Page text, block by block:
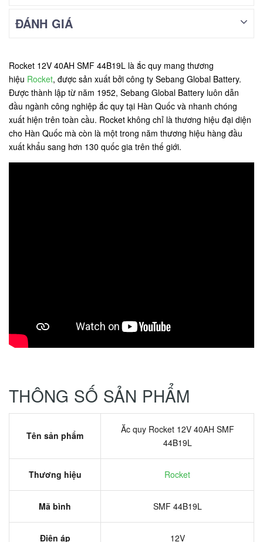
ĐÁNH GIÁ
Rocket 12V 40AH SMF 44B19L là ắc quy mang thương
hiệu Rocket, được sản xuất bởi công ty Sebang Global Battery.
Được thành lập từ năm 1952, Sebang Global Battery luôn dẫn
đầu ngành công nghiệp ắc quy tại Hàn Quốc và nhanh chóng
xuất hiện trên toàn cầu. Rocket không chỉ là thương hiệu đại diện
cho Hàn Quốc mà còn là một trong năm thương hiệu hàng đầu
xuất khẩu sang hơn 130 quốc gia trên thế giới.
THÔNG SỐ SẢN PHẨM
Tên sản phẩm
Ăc quy Rocket 12V 40AH SMF
44B19L
Thương hiệu Rocket
Mã bình SMF 44B19L
Điện áp 12V